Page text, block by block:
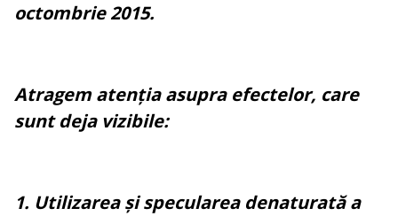
octombrie 2015.
Atragem atenția asupra efectelor, care
sunt deja vizibile:
1. Utilizarea și specularea denaturată a